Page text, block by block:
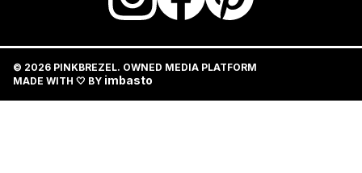
© 2026 PINKBREZEL. OWNED MEDIA PLATFORM
MADE WITH 🤍 BY imbasto